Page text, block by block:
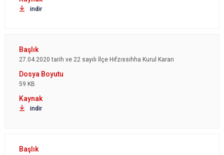
indir
27.04.2020 tarih ve 22 sayılı İlçe Hıfzıssıhha Kurul Kararı
59 KB
indir